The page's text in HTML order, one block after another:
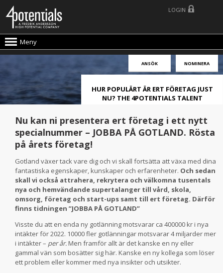
Meny
LOGIN
ANSÖK NOMINERA
HUR POPULÄRT ÄR ERT FÖRETAG JUST
NU? THE 4POTENTIALS TALENT
Nu kan ni presentera ert företag i ett nytt
specialnummer – JOBBA PÅ GOTLAND. Rösta
på årets företag!
Gotland växer tack vare dig och vi skall fortsätta att växa med dina
fantastiska egenskaper, kunskaper och erfarenheter. Och sedan
skall vi också attrahera, rekrytera och välkomna tusentals
nya och hemvändande supertalanger till vård, skola,
omsorg, företag och start-ups samt till ert företag. Därför
finns tidningen ”JOBBA PÅ GOTLAND”
Visste du att en enda ny gotlänning motsvarar ca 400000 kr i nya
intäkter för 2022. 10000 fler gotlänningar motsvarar 4 miljarder mer
i intäkter – per år. Men framför allt är det kanske en ny eller
gammal vän som bosätter sig här. Kanske en ny kollega som löser
ett problem eller kommer med nya insikter och utsikter.